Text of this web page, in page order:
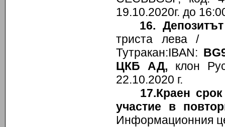
19.10.2020г. до
16.
триста лева /
Тутракан:IBAN: BG
ЦКБ АД, клон
22.10.2020 г.
17.Краен
участие в
Информационния